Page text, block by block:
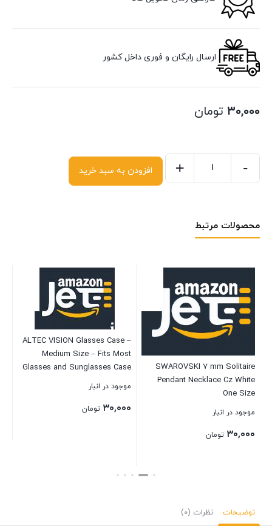
ارسال رایگان و فوری داخل کشور
۳۰,۰۰۰ تومان
-
+ افزودن به سبد خرید
محصولات مرتبط
SWAROVSKI 7 mm Solitaire
Pendant Necklace Cz White
One Size
موجود در انبار
۳۰,۰۰۰ تومان
ALTEC VISION Glasses Case –
Medium Size – Fits Most
Glasses and Sunglasses Case
موجود در انبار
۳۰,۰۰۰ تومان
توضیحات نظرات (0)